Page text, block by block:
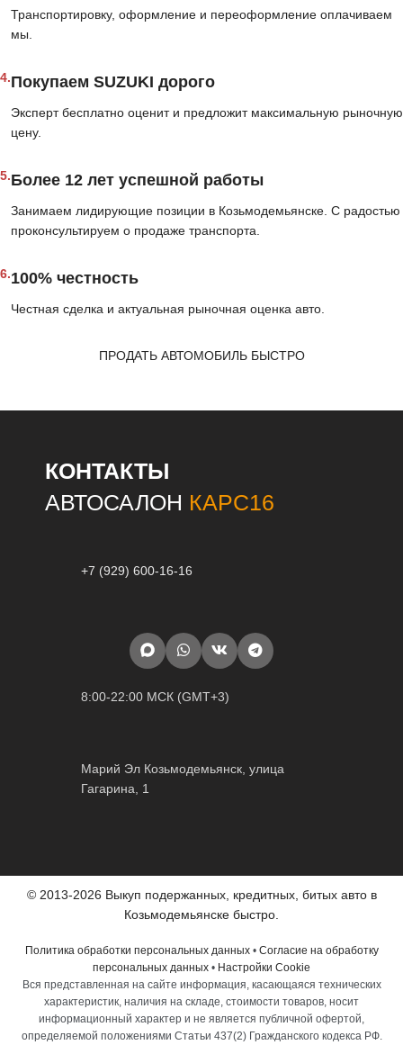
Транспортировку, оформление и переоформление оплачиваем
мы.
4.Покупаем SUZUKI дорого
Эксперт бесплатно оценит и предложит максимальную рыночную
цену.
5.Более 12 лет успешной работы
Занимаем лидирующие позиции в Козьмодемьянске. С радостью
проконсультируем о продаже транспорта.
6.100% честность
Честная сделка и актуальная рыночная оценка авто.
ПРОДАТЬ АВТОМОБИЛЬ БЫСТРО
КОНТАКТЫ
АВТОСАЛОН КАРС16
+7 (929) 600-16-16
8:00-22:00 МСК (GMT+3)
Марий Эл Козьмодемьянск, улица
Гагарина, 1
© 2013-2026 Выкуп подержанных, кредитных, битых авто в
Козьмодемьянске быстро.
Политика обработки персональных данных• Согласие на обработку
персональных данных • Настройки Cookie
Вся представленная на сайте информация, касающаяся технических
характеристик, наличия на складе, стоимости товаров, носит
информационный характер и не является публичной офертой,
определяемой положениями Статьи 437(2) Гражданского кодекса РФ.